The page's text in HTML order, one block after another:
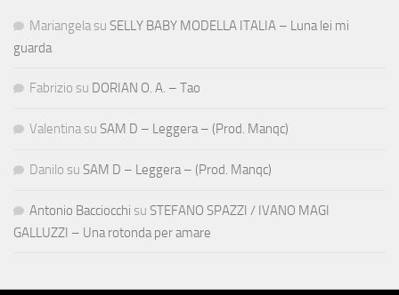
Mariangela su SELLY BABY MODELLA ITALIA – Luna lei mi
guarda
Fabrizio su DORIAN O. A. – Tao
Valentina su SAM D – Leggera – (Prod. Manqc)
Danilo su SAM D – Leggera – (Prod. Manqc)
Antonio Bacciocchi su STEFANO SPAZZI / IVANO MAGI
GALLUZZI – Una rotonda per amare